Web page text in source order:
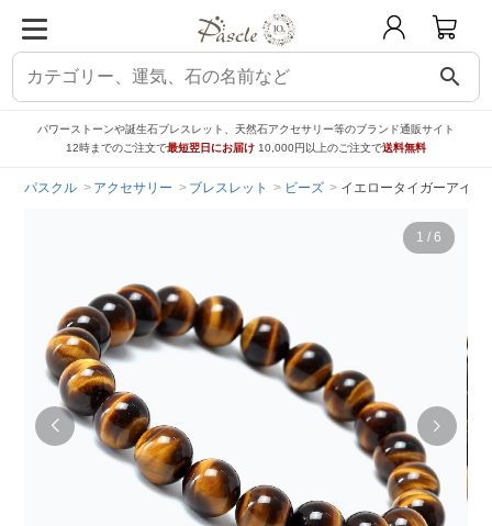
search
パワーストーンや誕生石ブレスレット、天然石アクセサリー等のブランド通販サイト
12時までのご注文で最短翌日にお届け 10,000円以上のご注文で送料無料
パスクル アクセサリー ブレスレット ビーズ イエロータイガーアイ
1 / 6